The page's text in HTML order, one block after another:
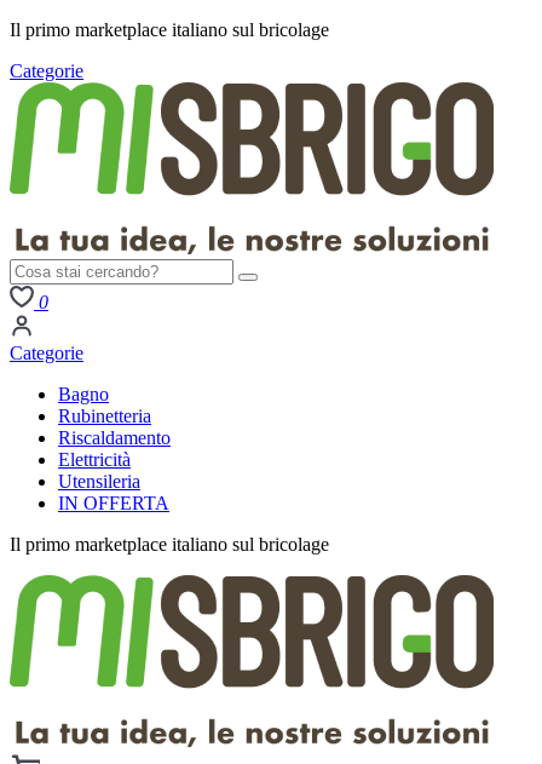
Il primo marketplace italiano sul bricolage
Categorie
0
Categorie
Bagno
Rubinetteria
Riscaldamento
Elettricità
Utensileria
IN OFFERTA
Il primo marketplace italiano sul bricolage